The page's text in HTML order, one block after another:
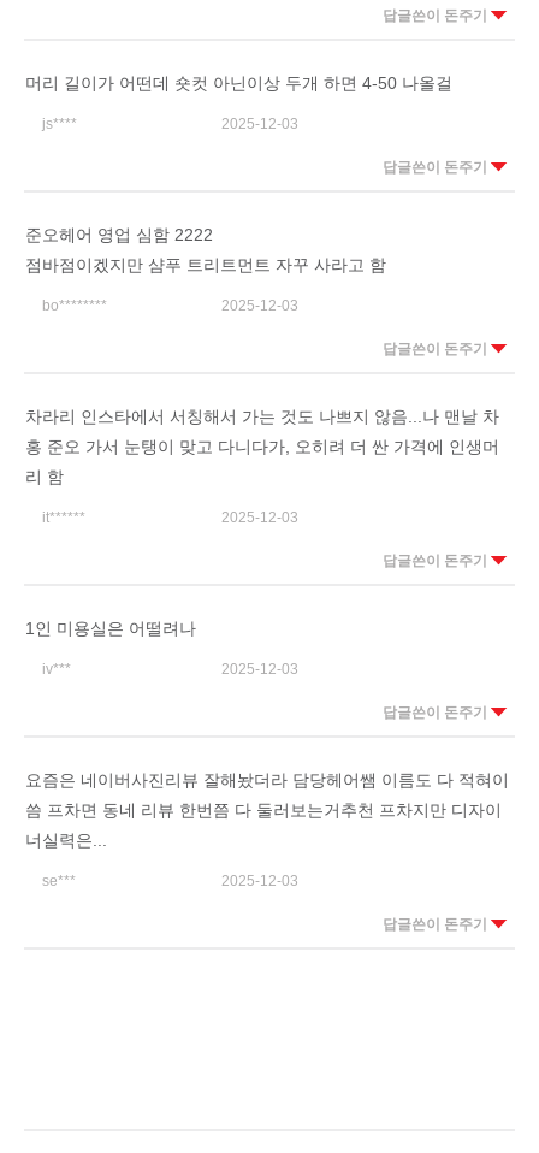
답글쓴이 돈주기
머리 길이가 어떤데 숏컷 아닌이상 두개 하면 4-50 나올걸
js**** 2025-12-03
답글쓴이 돈주기
준오헤어 영업 심함 2222
점바점이겠지만 샴푸 트리트먼트 자꾸 사라고 함
bo******** 2025-12-03
답글쓴이 돈주기
차라리 인스타에서 서칭해서 가는 것도 나쁘지 않음...나 맨날 차
홍 준오 가서 눈탱이 맞고 다니다가, 오히려 더 싼 가격에 인생머
리 함
it****** 2025-12-03
답글쓴이 돈주기
1인 미용실은 어떨려나
iv*** 2025-12-03
답글쓴이 돈주기
요즘은 네이버사진리뷰 잘해놨더라 담당헤어쌤 이름도 다 적혀이
씀 프차면 동네 리뷰 한번쯤 다 둘러보는거추천 프차지만 디자이
너실력은...
se*** 2025-12-03
답글쓴이 돈주기